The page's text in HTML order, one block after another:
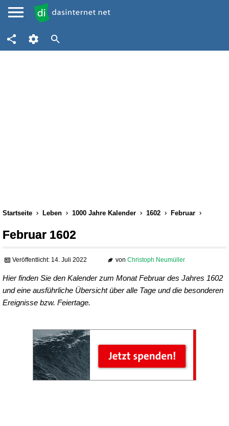
Startseite Leben 1000 Jahre Kalender 1602 Februar
Februar 1602
Veröffentlicht: 14. Juli 2022 von Christoph Neumüller
Hier finden Sie den Kalender zum Monat Februar des Jahres 1602
und eine ausführliche Übersicht über alle Tage und die besonderen
Ereignisse bzw. Feiertage.